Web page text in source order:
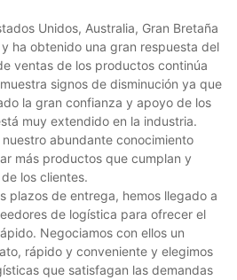
Unidos, Australia, Gran Bretaña
ha obtenido una gran respuesta del
ventas de los productos continúa
signos de disminución ya que
la gran confianza y apoyo de los
muy extendido en la industria.
abundante conocimiento
más productos que cumplan y
los clientes.
plazos de entrega, hemos llegado a
de logística para ofrecer el
Negociamos con ellos un
rápido y conveniente y elegimos
que satisfagan las demandas